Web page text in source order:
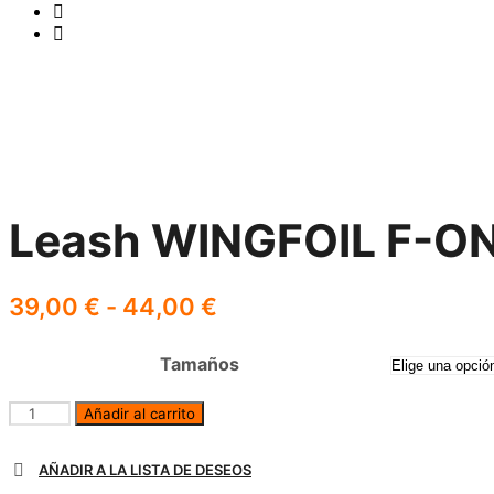
Leash WINGFOIL F-
39,00 € - 44,00 €
Tamaños
Añadir al carrito
AÑADIR A LA LISTA DE DESEOS